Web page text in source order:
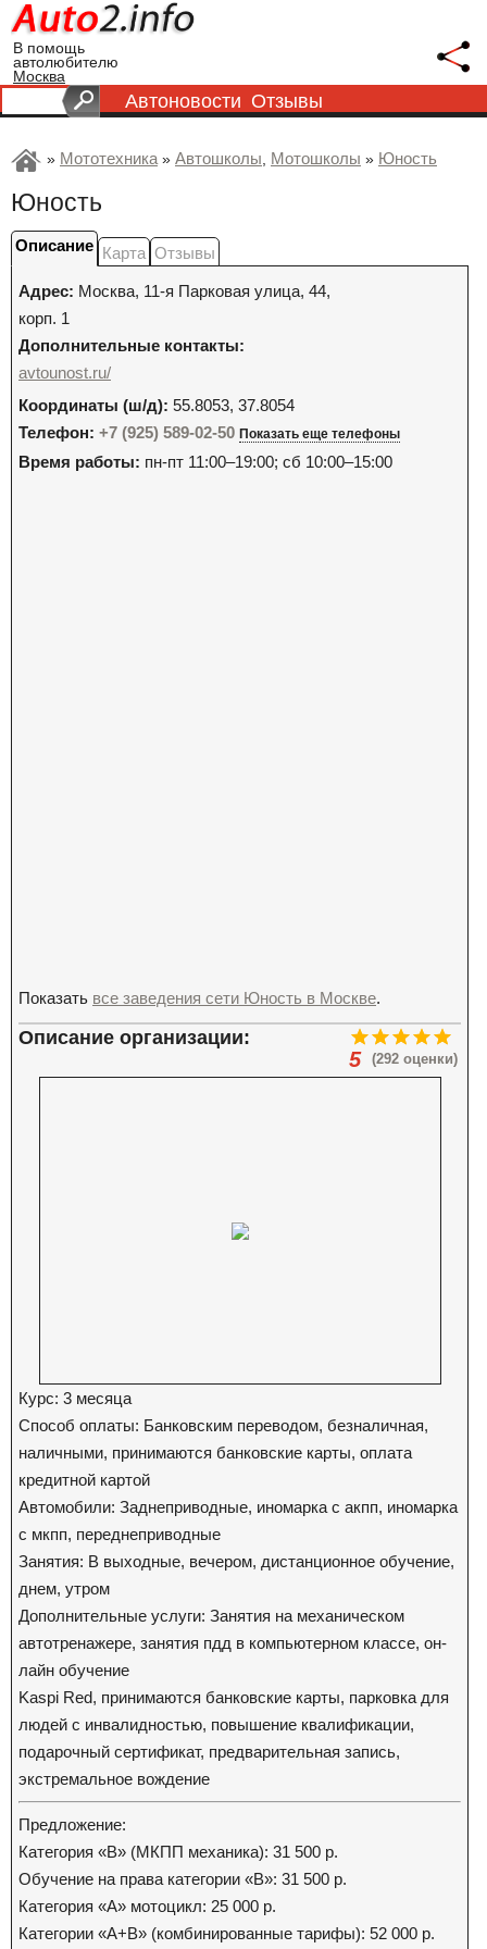
В помощь
автолюбителю
Москва
Автоновости Отзывы
» Мототехника» Автошколы, Мотошколы » Юность
Юность
Описание Карта Отзывы
Адрес: Москва, 11-я Парковая улица, 44,
корп. 1
Дополнительные контакты:
avtounost.ru/
Координаты (ш/д): 55.8053, 37.8054
Телефон: +7 (925) 589-02-50 Показать еще телефоны
Время работы: пн-пт 11:00–19:00; сб 10:00–15:00
Показать все заведения сети Юность в Москве.
(292 оценки)
5
Описание организации:
Курс: 3 месяца
Способ оплаты: Банковским переводом, безналичная,
наличными, принимаются банковские карты, оплата
кредитной картой
Автомобили: Заднеприводные, иномарка с акпп, иномарка
с мкпп, переднеприводные
Занятия: В выходные, вечером, дистанционное обучение,
днем, утром
Дополнительные услуги: Занятия на механическом
автотренажере, занятия пдд в компьютерном классе, он-
лайн обучение
Kaspi Red, принимаются банковские карты, парковка для
людей с инвалидностью, повышение квалификации,
подарочный сертификат, предварительная запись,
экстремальное вождение
Предложение:
Категория «В» (МКПП механика): 31 500 р.
Обучение на права категории «В»: 31 500 р.
Категория «А» мотоцикл: 25 000 р.
Категории «А+В» (комбинированные тарифы): 52 000 р.